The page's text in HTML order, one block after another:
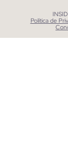
Política de